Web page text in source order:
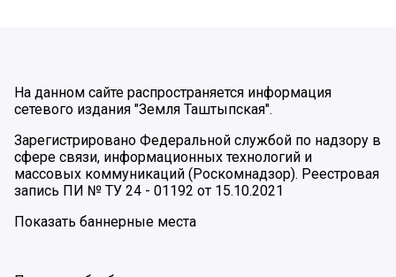
На данном сайте распространяется информация
сетевого издания "Земля Таштыпская".
Зарегистрировано Федеральной службой по надзору в
сфере связи, информационных технологий и
массовых коммуникаций (Роскомнадзор). Реестровая
запись ПИ № ТУ 24 - 01192 от 15.10.2021
Показать баннерные места